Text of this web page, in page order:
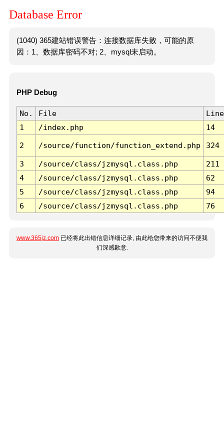
Database Error
(1040) 365建站错误警告：连接数据库失败，可能的原
因：1、数据库密码不对; 2、mysql未启动。
PHP Debug
No. File
Line
1
/index.php 14
2 /source/function/function_extend.php 324
3 /source/class/jzmysql.class.php
211
4
/source/class/jzmysql.class.php
62
5
/source/class/jzmysql.class.php
94
6
/source/class/jzmysql.class.php 76
www.365jz.com 已经将此出错信息详细记录, 由此给您带来的访问不便我
们深感歉意.